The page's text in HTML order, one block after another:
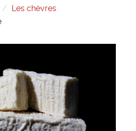
Les chèvres